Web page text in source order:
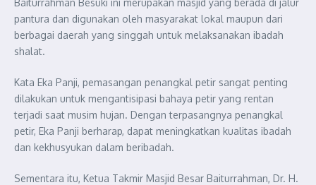
Baiturrahman Besuki ini merupakan masjid yang berada di jalur
pantura dan digunakan oleh masyarakat lokal maupun dari
berbagai daerah yang singgah untuk melaksanakan ibadah
shalat.
Kata Eka Panji, pemasangan penangkal petir sangat penting
dilakukan untuk mengantisipasi bahaya petir yang rentan
terjadi saat musim hujan. Dengan terpasangnya penangkal
petir, Eka Panji berharap, dapat meningkatkan kualitas ibadah
dan kekhusyukan dalam beribadah.
Sementara itu, Ketua Takmir Masjid Besar Baiturrahman, Dr. H.